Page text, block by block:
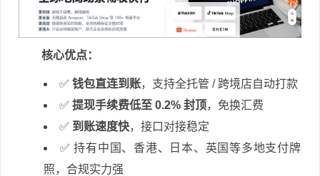
核心优点：
✅ 钱包直连到账，支持全托管 / 跨境店自动打款
✅ 提现手续费低至 0.2% 封顶，免换汇费
✅ 到账速度快，接口对接稳定
✅ 持有中国、香港、日本、英国等多地支付牌
照，合规实力强